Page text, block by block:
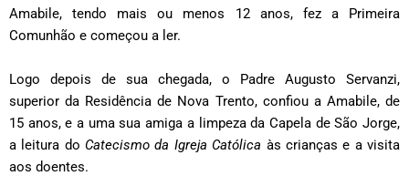
Amabile, tendo mais ou menos 12 anos, fez a Primeira
Comunhão e começou a ler.
Logo depois de sua chegada, o Padre Augusto Servanzi,
superior da Residência de Nova Trento, confiou a Amabile, de
15 anos, e a uma sua amiga a limpeza da Capela de São Jorge,
a leitura do Catecismo da Igreja Católica às crianças e a visita
aos doentes.